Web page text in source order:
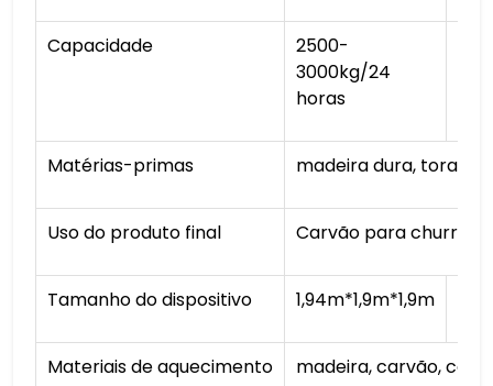
Capacidade
2500-
3000kg/24
horas
Matérias-primas madeira dura, toras,
Uso do produto final Carvão para
Tamanho do dispositivo 1,94m*1,9m*1,9m
Materiais de aquecimento madeira, carvão,